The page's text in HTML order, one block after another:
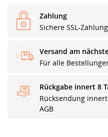
Zahlung
Sichere SSL-Zahlung
Versand am
Für alle
Rückgabe innert 8
Rücksendung
AGB